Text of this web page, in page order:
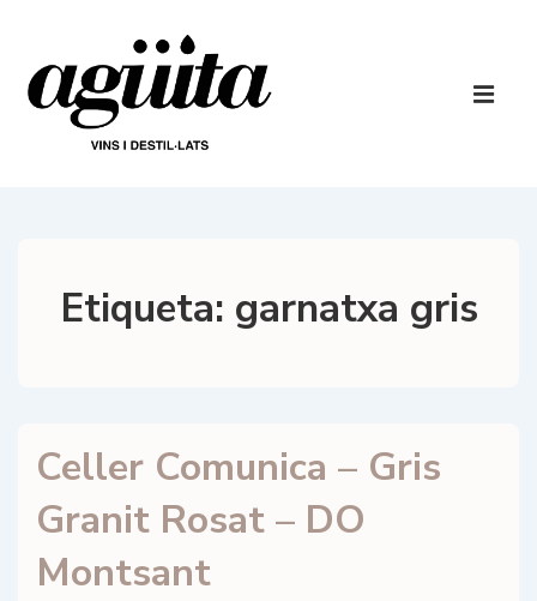
contingut
principal
Etiqueta: garnatxa gris
Celler Comunica – Gris
Granit Rosat – DO
Montsant